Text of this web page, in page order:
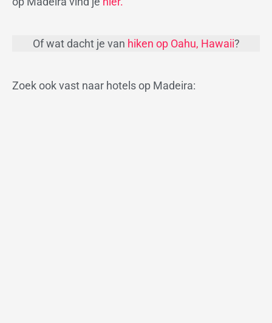
Of wat dacht je van hiken op Oahu, Hawaii?
Zoek ook vast naar hotels op Madeira: